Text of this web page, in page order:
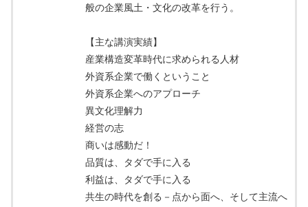
般の企業風土・文化の改革を行う。
【主な講演実績】
産業構造変革時代に求められる人材
外資系企業で働くということ
外資系企業へのアプローチ
異文化理解力
経営の志
商いは感動だ！
品質は、タダで手に入る
利益は、タダで手に入る
共生の時代を創る－点から面へ、そして主流へ